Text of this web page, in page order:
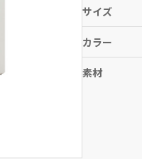
サイズ
カラー
素材